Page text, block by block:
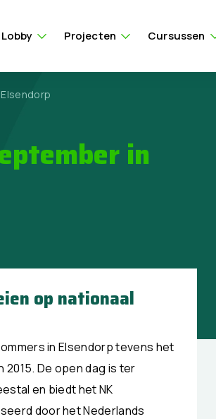
Lobby Projecten Cursussen
in
op nationaal
in Elsendorp tevens het
De open dag is ter
en biedt het NK
door het Nederlands